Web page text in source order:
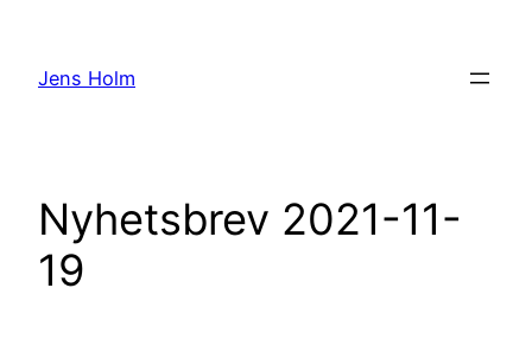
innehåll
Jens Holm
Nyhetsbrev 2021-11-
19